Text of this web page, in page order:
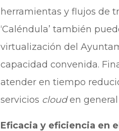
herramientas y flujos de
‘Caléndula’ también
virtualización del
capacidad convenida.
atender en tiempo
servicios clouden
Eficacia y eficiencia en